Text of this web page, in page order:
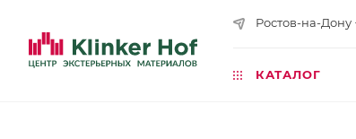
Ростов-на-Дону
КАТАЛОГ